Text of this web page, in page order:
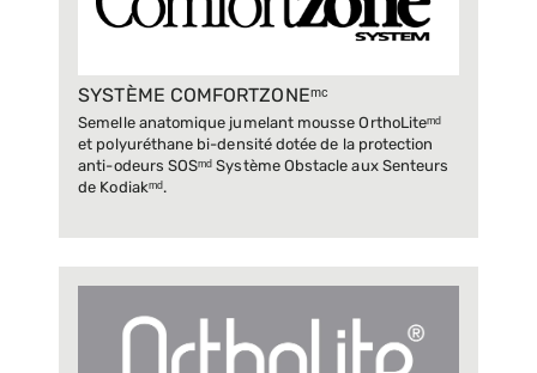
SYSTÈME COMFORTZONEᵐᶜ
Semelle anatomique jumelant mousse OrthoLiteᵐᵈ
et polyuréthane bi-densité dotée de la protection
anti-odeurs SOSᵐᵈ Système Obstacle aux Senteurs
de Kodiakᵐᵈ.